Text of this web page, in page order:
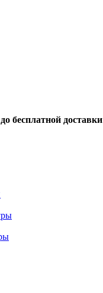
бесплатной доставки